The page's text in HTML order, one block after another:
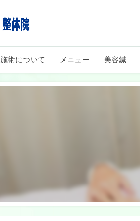
施術について メニュー 美容鍼